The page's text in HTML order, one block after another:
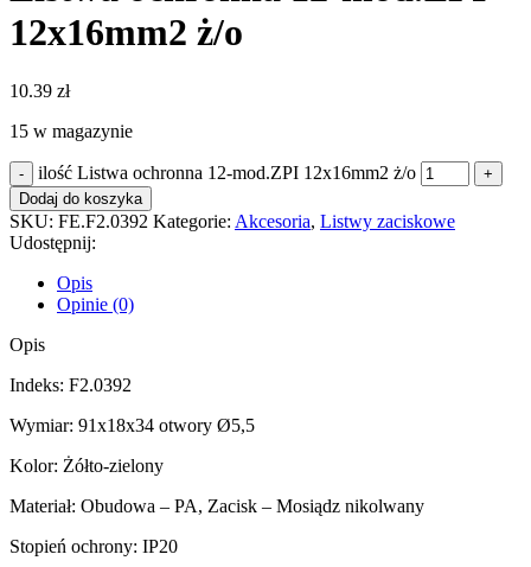
12x16mm2 ż/o
10.39 zł
15 w magazynie
ilość Listwa ochronna 12-mod.ZPI 12x16mm2 ż/o
Dodaj do koszyka
SKU: FE.F2.0392 Kategorie: Akcesoria, Listwy zaciskowe
Udostępnij:
Opis
Opinie (0)
Opis
Indeks: F2.0392
Wymiar: 91x18x34 otwory Ø5,5
Kolor: Żółto-zielony
Materiał: Obudowa – PA, Zacisk – Mosiądz nikolwany
Stopień ochrony: IP20